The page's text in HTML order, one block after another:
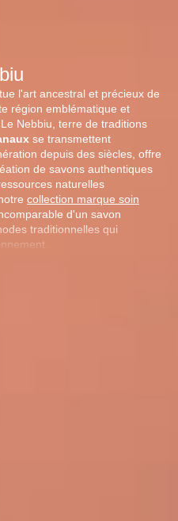
l'art ancestral et précieux de
région emblématique et
. Le Nebbiu, terre de traditions
se transmettent
depuis des siècles, offre
de savons authentiques
naturelles
collection marque soin
d'un savon
traditionnelles qui